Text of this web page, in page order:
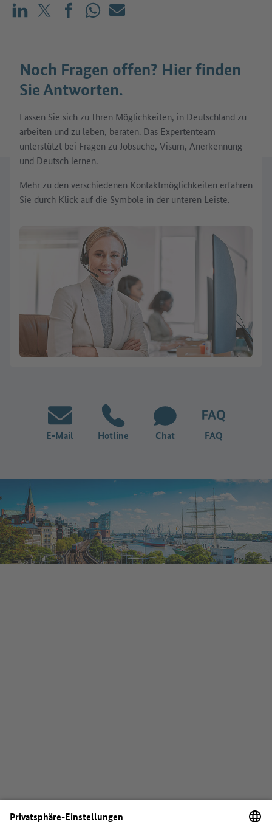
Teilen auf LinkedIn
Teilen auf X (vorher: Twitter)
Teilen auf Facebook
Teilen auf WhatsApp
Mailen
Noch Fragen offen? Hier finden
Sie Antworten.
Lassen Sie sich zu Ihren Möglichkeiten, in Deutschland zu
arbeiten und zu leben, beraten. Das Expertenteam
unterstützt bei Fragen zu Jobsuche, Visum, Anerkennung
und Deutsch lernen.
Mehr zu den verschiedenen Kontaktmöglichkeiten erfahren
Sie durch Klick auf die Symbole in der unteren Leiste.
E-Mail Hotline Chat FAQ